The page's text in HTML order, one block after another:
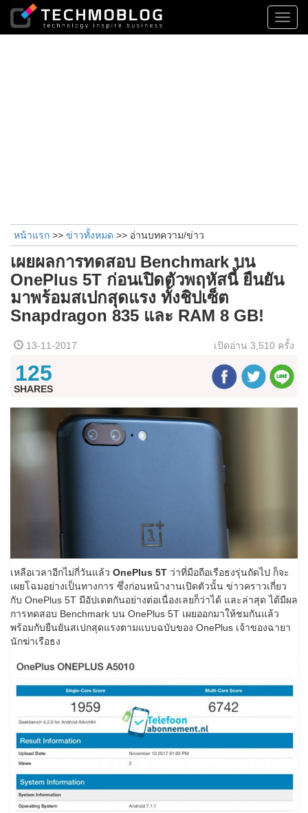
หน้าแรก >> ข่าวทั้งหมด >> อ่านบทความ/ข่าว
เผยผลการทดสอบ Benchmark บน
OnePlus 5T ก่อนเปิดตัวพฤหัสนี้ ยืนยัน
มาพร้อมสเปกสุดแรง ทั้งชิปเซ็ต
Snapdragon 835 และ RAM 8 GB!
13-11-2017 เปิดอ่าน 3,510 ครั้ง
125
SHARES
เหลือเวลาอีกไม่กี่วันแล้ว OnePlus 5T ว่าที่มือถือเรือธงรุ่นถัดไป ก็จะ
เผยโฉมอย่างเป็นทางการ ซึ่งก่อนหน้างานเปิดตัวนั้น ข่าวคราวเกี่ยว
กับ OnePlus 5T มีอัปเดตกันอย่างต่อเนื่องเลยก็ว่าได้ และล่าสุด ได้มีผล
การทดสอบ Benchmark บน OnePlus 5T เผยออกมาให้ชมกันแล้ว
พร้อมกับยืนยันสเปกสุดแรงตามแบบฉบับของ OnePlus เจ้าของฉายา
นักฆ่าเรือธง